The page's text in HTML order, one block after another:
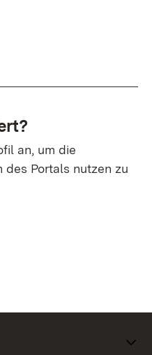
an, um die
Portals nutzen zu